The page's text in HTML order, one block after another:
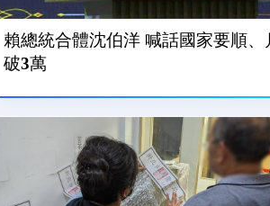
賴總統合體沈伯洋 喊話國家要順、
破3萬